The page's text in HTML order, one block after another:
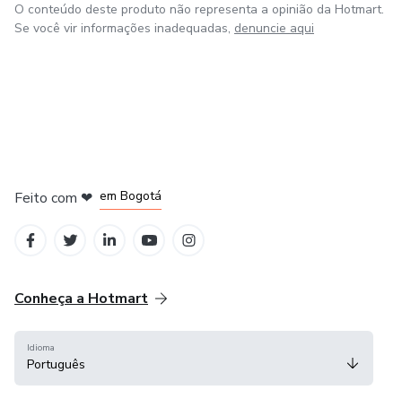
O conteúdo deste produto não representa a opinião da Hotmart.
Se você vir informações inadequadas, denuncie aqui
Feito com ❤ em Bogotá
Conheça a Hotmart
Idioma
Português